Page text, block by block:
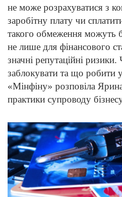
не може розрахуватися з
заробітну плату чи
такого обмеження можуть
не лише для фінансового
значні репутаційні
заблокувати та що робити
«Мінфіну» розповіла
практики супроводу